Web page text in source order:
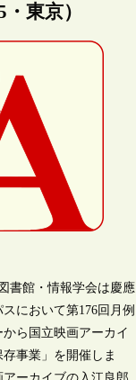
東京）
書館・情報学会は慶應
において第176回月例
ら国立映画アーカイ
事業」を開催しま